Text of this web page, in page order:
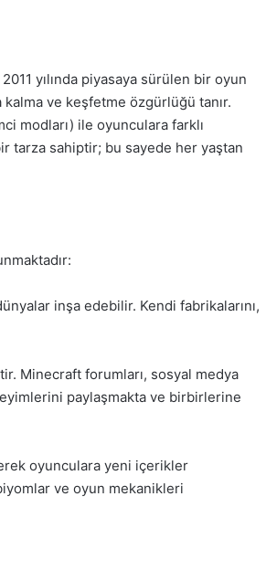
yılında piyasaya sürülen bir oyun
ve keşfetme özgürlüğü tanır.
modları) ile oyunculara farklı
tarza sahiptir; bu sayede her yaştan
inşa edebilir. Kendi fabrikalarını,
Minecraft forumları, sosyal medya
paylaşmakta ve birbirlerine
oyunculara yeni içerikler
ve oyun mekanikleri